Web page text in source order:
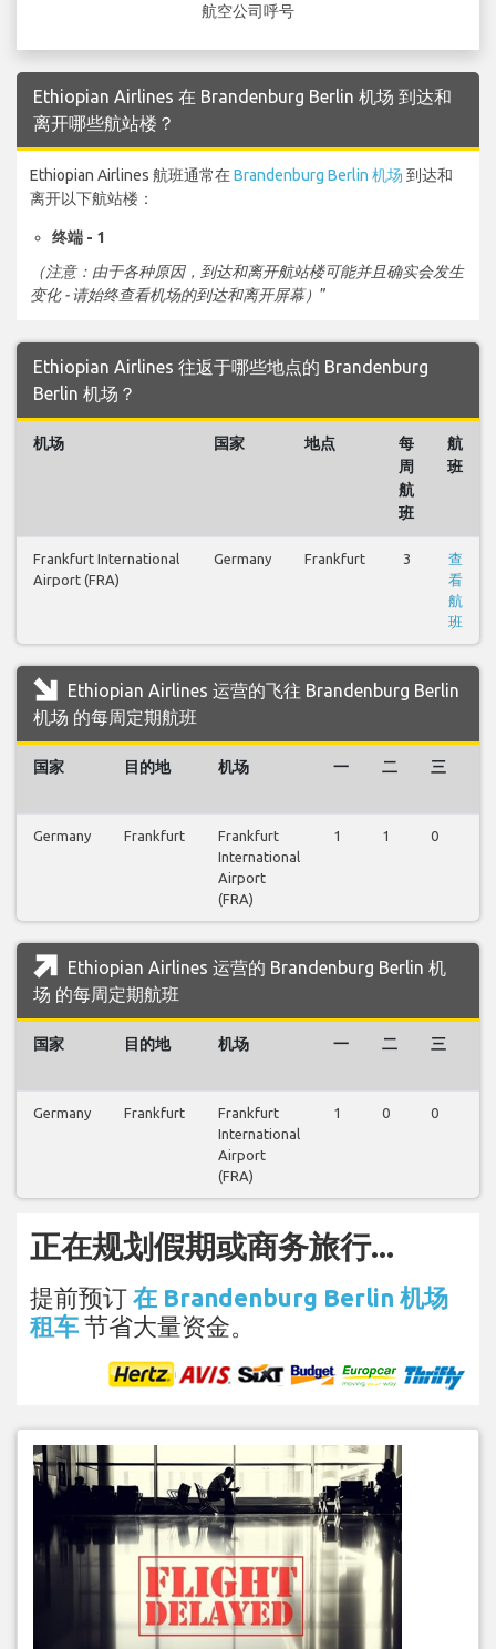
航空公司呼号
Ethiopian Airlines 在 Brandenburg Berlin 机场 到达和
离开哪些航站楼？
Ethiopian Airlines 航班通常在Brandenburg Berlin 机场 到达和
离开以下航站楼：
终端 - 1
（注意：由于各种原因，到达和离开航站楼可能并且确实会发生
变化 - 请始终查看机场的到达和离开屏幕） ”
Ethiopian Airlines 往返于哪些地点的 Brandenburg
Berlin 机场？
机场 国家 地点
每
周
航
班
航
班
Frankfurt International
Airport (FRA)
Germany Frankfurt 3
查
看
航
班
Ethiopian Airlines 运营的飞往 Brandenburg Berlin
机场 的每周定期航班
国家 目的地 机场 一 二 三
Germany Frankfurt
Frankfurt
International
Airport
(FRA)
1 1 0
Ethiopian Airlines 运营的 Brandenburg Berlin 机
场 的每周定期航班
国家 目的地 机场 一 二 三
Germany Frankfurt
Frankfurt
International
Airport
(FRA)
1 0 0
正在规划假期或商务旅行...
提前预订 在 Brandenburg Berlin 机场
租车 节省大量资金。